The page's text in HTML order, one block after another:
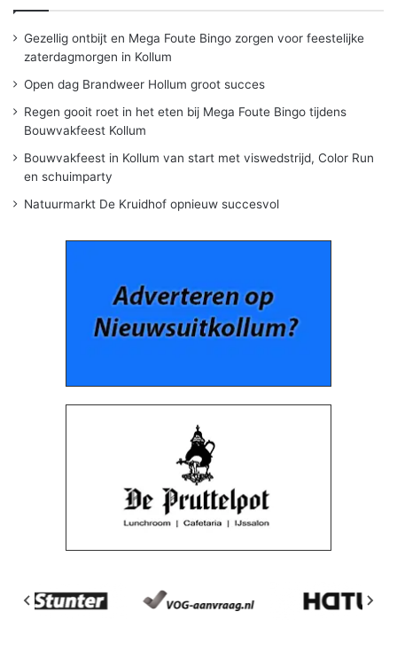
Gezellig ontbijt en Mega Foute Bingo zorgen voor feestelijke
zaterdagmorgen in Kollum
Open dag Brandweer Hollum groot succes
Regen gooit roet in het eten bij Mega Foute Bingo tijdens
Bouwvakfeest Kollum
Bouwvakfeest in Kollum van start met viswedstrijd, Color Run
en schuimparty
Natuurmarkt De Kruidhof opnieuw succesvol